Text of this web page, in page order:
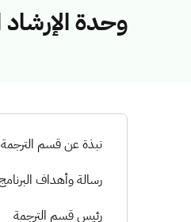
وحدة الإرشاد
وحدة نبذة عن قسم الترجمة
رسالة وأهداف
رئيس قسم الترجمة